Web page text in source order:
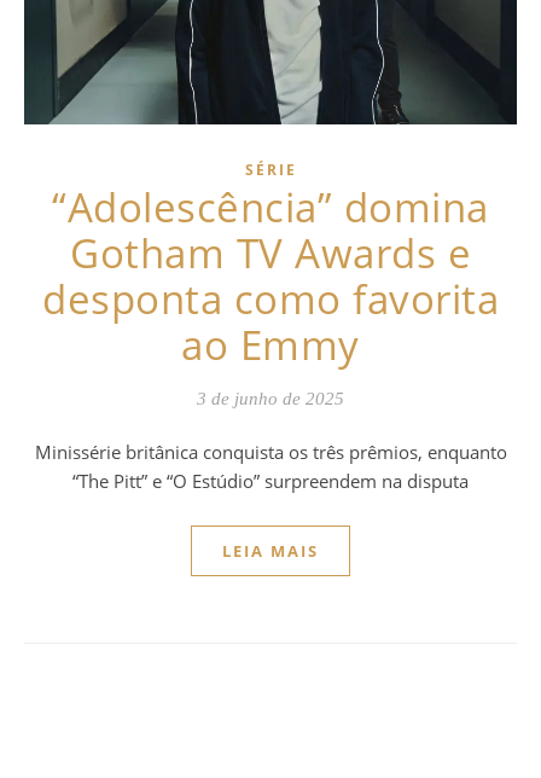
SÉRIE
“Adolescência” domina
Gotham TV Awards e
desponta como favorita
ao Emmy
3 de junho de 2025
Minissérie britânica conquista os três prêmios, enquanto
“The Pitt” e “O Estúdio” surpreendem na disputa
LEIA MAIS